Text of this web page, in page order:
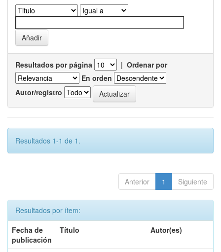
Resultados por página | Ordenar por
En orden
Autor/registro
Resultados 1-1 de 1.
Anterior 1 Siguiente
Resultados por ítem:
Fecha de
publicación
Título Autor(es)